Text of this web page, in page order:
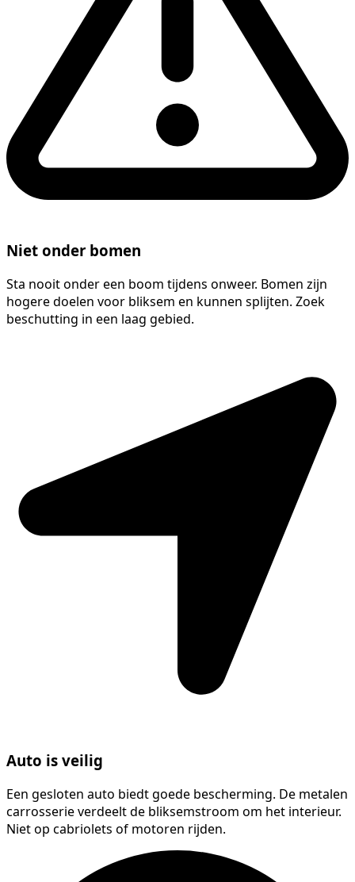
Niet onder bomen
Sta nooit onder een boom tijdens onweer. Bomen zijn
hogere doelen voor bliksem en kunnen splijten. Zoek
beschutting in een laag gebied.
Auto is veilig
Een gesloten auto biedt goede bescherming. De metalen
carrosserie verdeelt de bliksemstroom om het interieur.
Niet op cabriolets of motoren rijden.